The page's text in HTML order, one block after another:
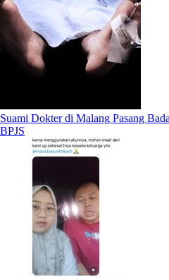
Suami Dokter di Malang Pasang
BPJS